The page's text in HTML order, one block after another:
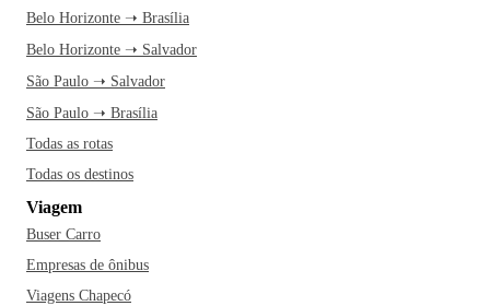
Belo Horizonte ➝ Brasília
Belo Horizonte ➝ Salvador
São Paulo ➝ Salvador
São Paulo ➝ Brasília
Todas as rotas
Todas os destinos
Viagem
Buser Carro
Empresas de ônibus
Viagens Chapecó